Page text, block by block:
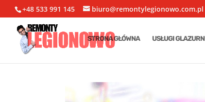
+48 533 991 145 biuro@remontylegionowo.com.pl
STRONA GŁÓWNA USŁUGI